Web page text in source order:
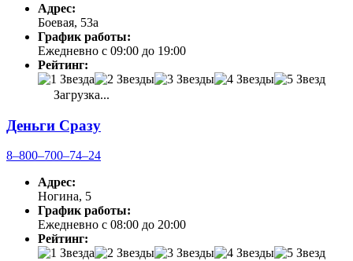
Адрес:
Боевая, 53а
График работы:
Ежедневно с 09:00 до 19:00
Рейтинг:
Загрузка...
Деньги Сразу
8‒800‒700‒74‒24
Адрес:
Ногина, 5
График работы:
Ежедневно с 08:00 до 20:00
Рейтинг: